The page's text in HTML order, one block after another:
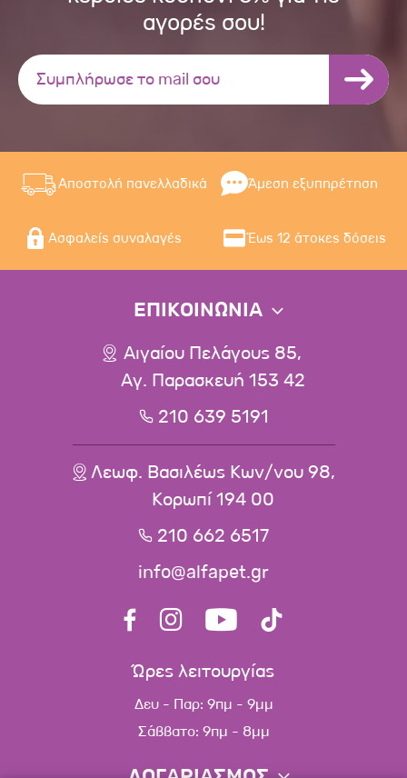
αγορές σου!
Αποστολή πανελλαδικά Άμεση εξυπηρέτηση
Ασφαλείς συναλαγές Έως 12 άτοκες δόσεις
ΕΠΙΚΟΙΝΩΝΙΑ
Αιγαίου Πελάγους 85,
Αγ. Παρασκευή 153 42
210 639 5191
Λεωφ. Βασιλέως Κων/νου 98,
Κορωπί 194 00
210 662 6517
info@alfapet.gr
Ώρες λειτουργίας
Δευ - Παρ: 9πμ - 9μμ
Σάββατο: 9πμ - 8μμ